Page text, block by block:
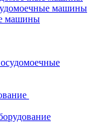
машины
машины